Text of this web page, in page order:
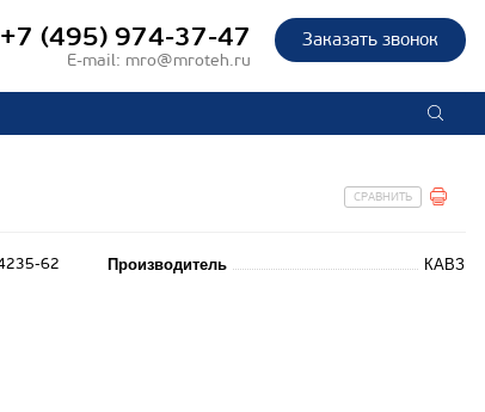
Заказать звонок
+7 (495) 974-37-47
E-mail: mro@mroteh.ru
СРАВНИТЬ
Производитель КАВЗ